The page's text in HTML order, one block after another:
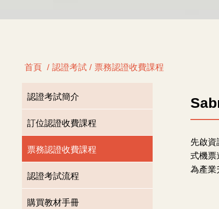
首頁 / 認證考試 / 票務認證收費課程
認證考試簡介
訂位認證收費課程
票務認證收費課程
認證考試流程
購買教材手冊
先啟
式機票
為產業